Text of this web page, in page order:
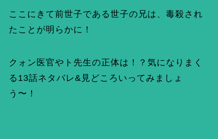
ここにきて前世子である世子の兄は、毒殺され
たことが明らかに！
クォン医官やト先生の正体は！？気になりまく
る13話ネタバレ&見どころいってみましょ
う〜！